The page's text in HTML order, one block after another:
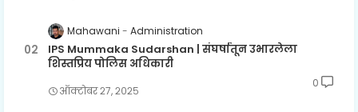
Mahawani Administration
IPS Mummaka Sudarshan | संघर्षातून उभारलेला
शिस्तप्रिय पोलिस अधिकारी
ऑक्टोबर २७, २०२५
0